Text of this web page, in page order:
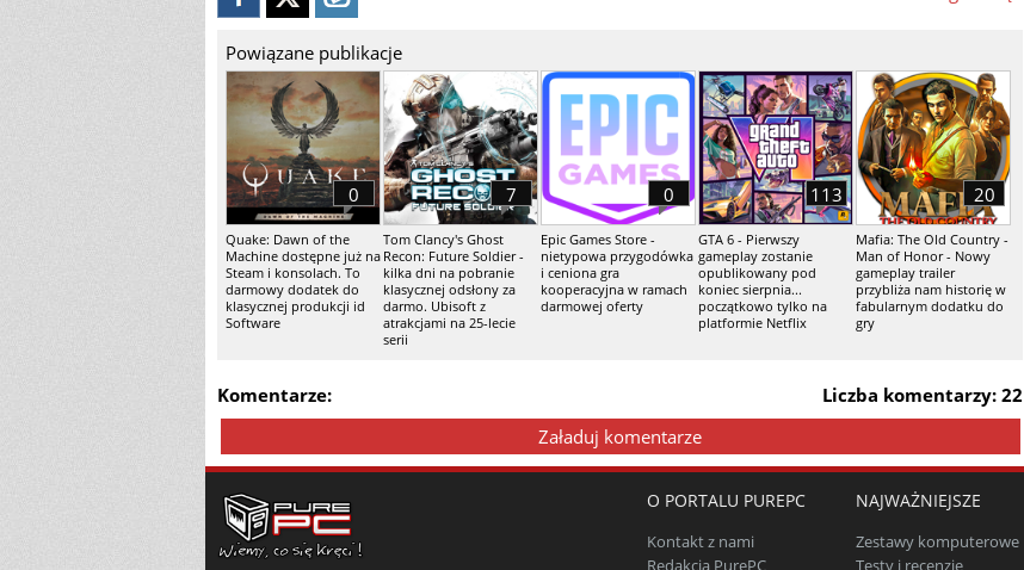
Powiązane publikacje
Quake: Dawn of the
Machine dostępne już na
Steam i konsolach. To
darmowy dodatek do
klasycznej produkcji id
Software
0
Tom Clancy's Ghost
Recon: Future Soldier -
kilka dni na pobranie
klasycznej odsłony za
darmo. Ubisoft z
atrakcjami na 25-lecie
serii
7
Epic Games Store -
nietypowa przygodówka
i ceniona gra
kooperacyjna w ramach
darmowej oferty
0
GTA 6 - Pierwszy
gameplay zostanie
opublikowany pod
koniec sierpnia...
początkowo tylko na
platformie Netflix
113
Mafia: The Old Country -
Man of Honor - Nowy
gameplay trailer
przybliża nam historię w
fabularnym dodatku do
gry
20
Liczba komentarzy: 22
Komentarze:
Załaduj komentarze
O PORTALU PUREPC
Kontakt z nami
Redakcja PurePC
NAJWAŻNIEJSZE
Zestawy komputerowe
Testy i recenzje